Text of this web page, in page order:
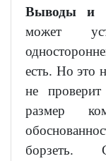
Выводы и
может
есть. Но это
не
размер